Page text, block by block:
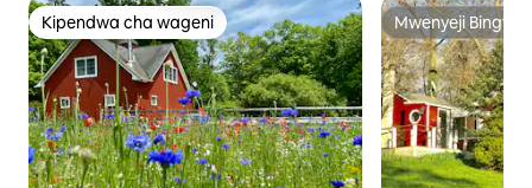
Kipendwa cha wageni
Kipendwa cha wageni Mwenyeji Bingwa
Mwenyeji Bingwa